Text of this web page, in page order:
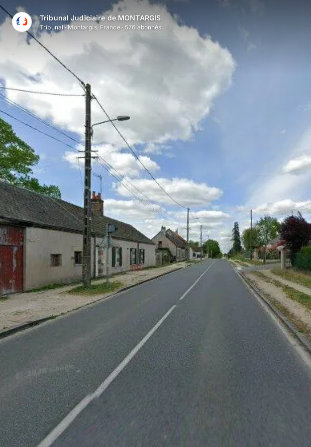
Tribunal Judiciaire de MONTARGIS
Tribunal ·Montargis, France· 576 abonnés